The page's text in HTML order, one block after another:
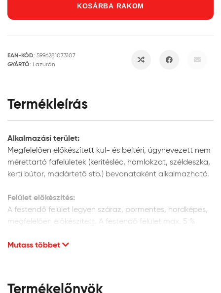
KOSÁRBA RAKOM
EAN-KÓD: 5996281073107
GYÁRTÓ: Lazurán
Termékleírás
Alkalmazási terület:
Megfelelően előkészített kül- és beltéri, úgynevezett nem
mérettartó fafelületek (kerítésléc, homlokzat, széldeszka,
kerti bútor, madártető stb.) bevonataként alkalmazható.
Felület előkészítés:
A festendő felület legyen száraz, pormentes, hordképes,
megfelelően előkészített. A festendő felület max. 5 %
Mutass többet
Termékelőnyök